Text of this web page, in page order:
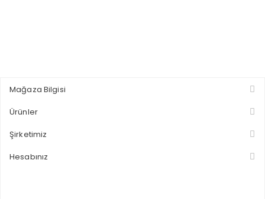
Mağaza Bilgisi
Ürünler
Şirketimiz
Hesabınız